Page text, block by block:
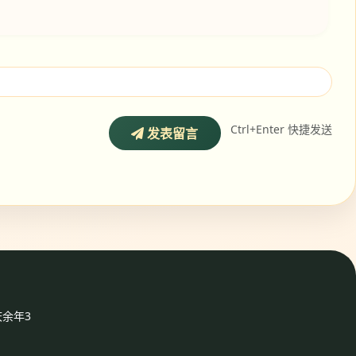
发表留言 Ctrl+Enter 快捷发送
年3